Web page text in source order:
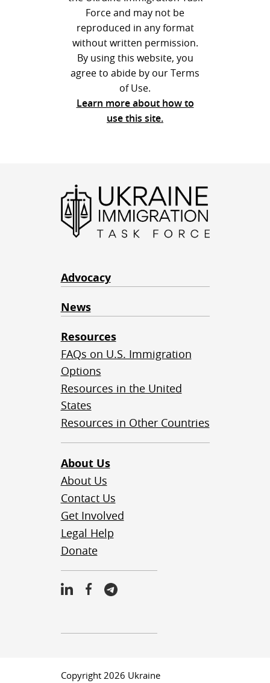
Force and may not be
reproduced in any format
without written permission.
By using this website, you
agree to abide by our Terms
of Use.
Learn more about how to
use this site.
Advocacy
News
Resources
FAQs on U.S. Immigration
Options
Resources in the United
States
Resources in Other Countries
About Us
About Us
Contact Us
Get Involved
Legal Help
Donate
Copyright 2026 Ukraine